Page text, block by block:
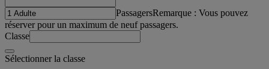
PassagersRemarque : Vous pouvez
réserver pour un maximum de neuf passagers.
Classe
Sélectionner la classe